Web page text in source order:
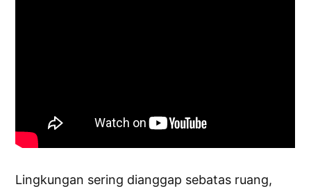
Lingkungan sering dianggap sebatas ruang,